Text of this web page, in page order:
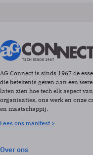
AG Connect is sinds 1967 de
die betekenis geven aan een
laten zien hoe tech elk aspect
organisaties, ons werk en onze
en maatschappij.
Lees ons manifest >
Over ons